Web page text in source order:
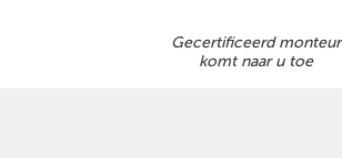
Gecertificeerd monteur
komt naar u toe